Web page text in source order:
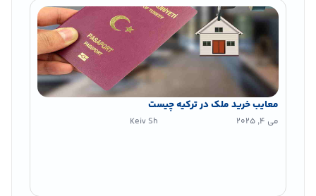
معایب خرید ملک در ترکیه چیست
می 4, 2025 Keiv Sh